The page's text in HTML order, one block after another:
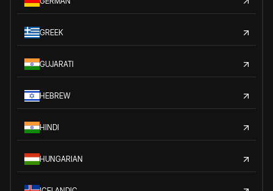
GREEK
GUJARATI
HEBREW
HINDI
HUNGARIAN